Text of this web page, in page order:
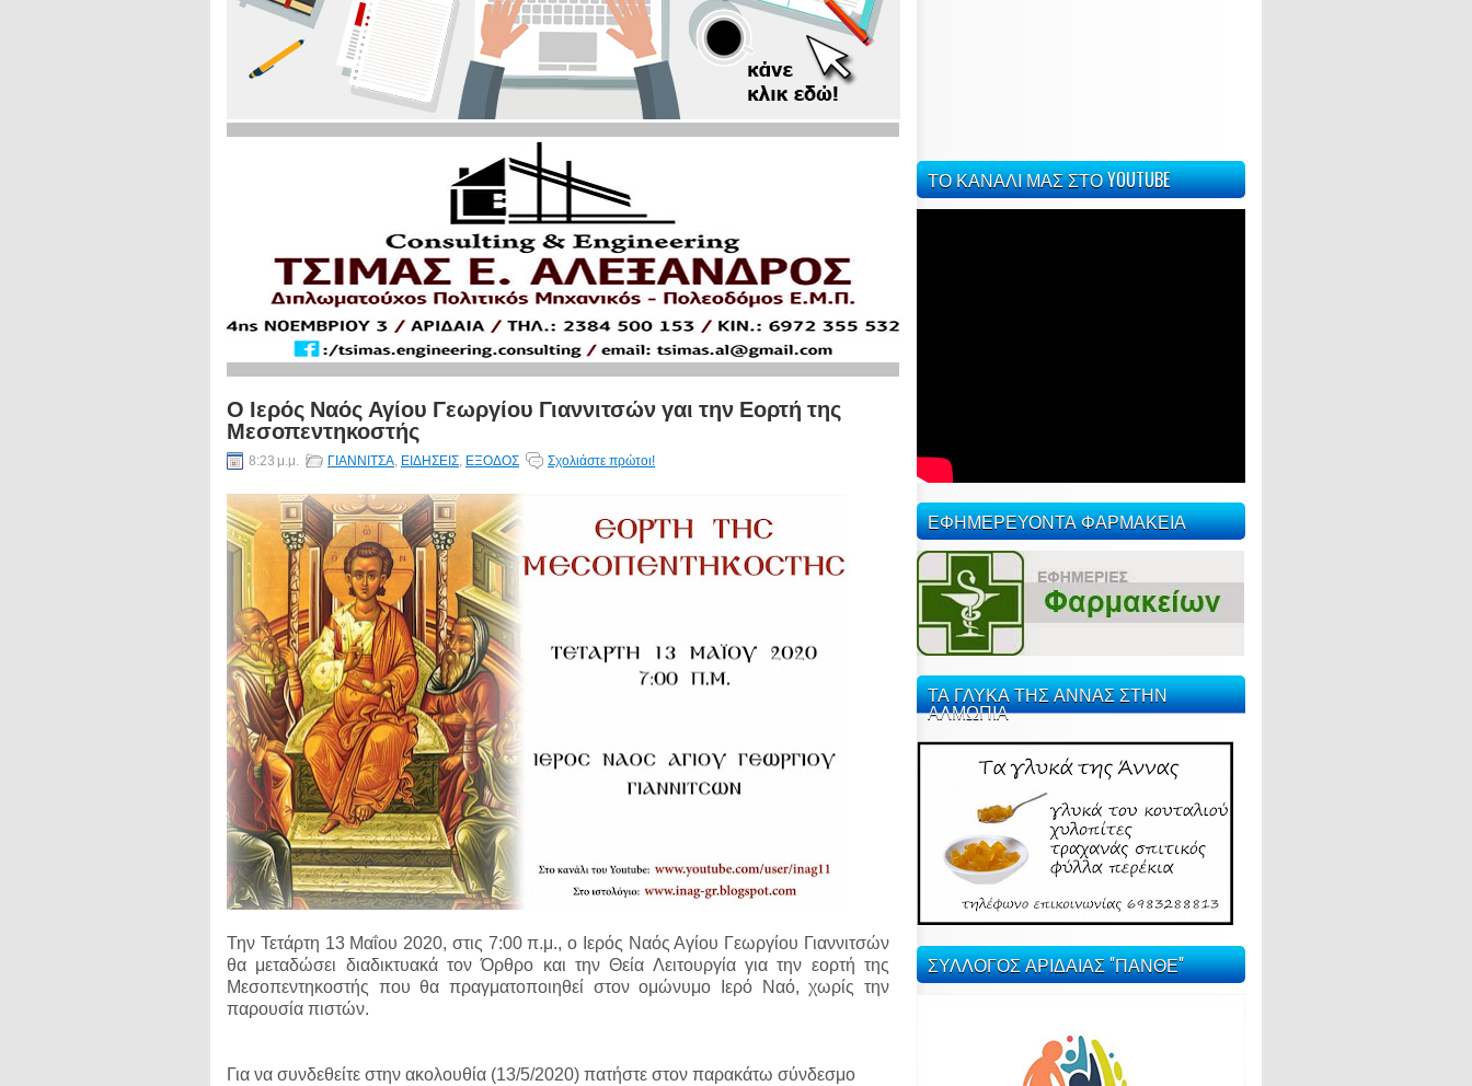
Ο Ιερός Ναός Αγίου Γεωργίου Γιαννιτσών γαι την Εορτή της
Μεσοπεντηκοστής
8:23 μ.μ. ΓΙΑΝΝΙΤΣΑ, ΕΙΔΗΣΕΙΣ, ΕΞΟΔΟΣ Σχολιάστε πρώτοι!
Την Τετάρτη 13 Μαΐου 2020, στις 7:00 π.μ., ο Ιερός Ναός Αγίου Γεωργίου Γιαννιτσών
θα μεταδώσει διαδικτυακά τον Όρθρο και την Θεία Λειτουργία για την εορτή της
Μεσοπεντηκοστής που θα πραγματοποιηθεί στον ομώνυμο Ιερό Ναό, χωρίς την
παρουσία πιστών.
Για να συνδεθείτε στην ακολουθία (13/5/2020) πατήστε στον παρακάτω σύνδεσμο
ΤΟ ΚΑΝΑΛΙ ΜΑΣ ΣΤΟ YOUTUBE
ΕΦΗΜΕΡΕΥΟΝΤΑ ΦΑΡΜΑΚΕΙΑ
ΤΑ ΓΛΥΚΑ ΤΗΣ ΑΝΝΑΣ ΣΤΗΝ
ΑΛΜΩΠΙΑ
ΣΥΛΛΟΓΟΣ ΑΡΙΔΑΙΑΣ "ΠΑΝΘΕ"